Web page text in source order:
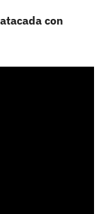
con